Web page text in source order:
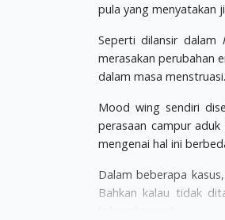
pula yang menyatakan
Seperti dilansir dalam
merasakan perubahan
dalam masa menstruasi.
Mood wing sendiri
perasaan campur
mengenai hal ini
Dalam beberapa
Bahkan kalau tidak